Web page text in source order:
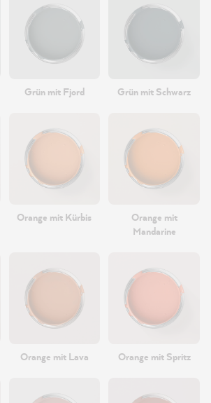
Grün mit Fjord Grün mit Schwarz
Orange mit Kürbis
Orange mit
Mandarine
Orange mit Lava Orange mit Spritz